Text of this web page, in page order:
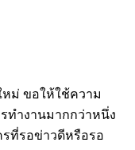
ม่ ขอให้ใช้ความ
ทำงานมากกว่าหนึ่ง
รที่รอข่าวดีหรือรอ